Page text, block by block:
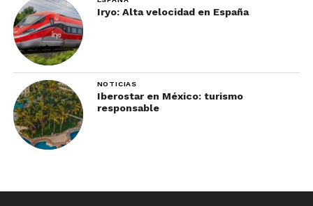
Iryo: Alta velocidad en España
NOTICIAS
Iberostar en México: turismo
responsable